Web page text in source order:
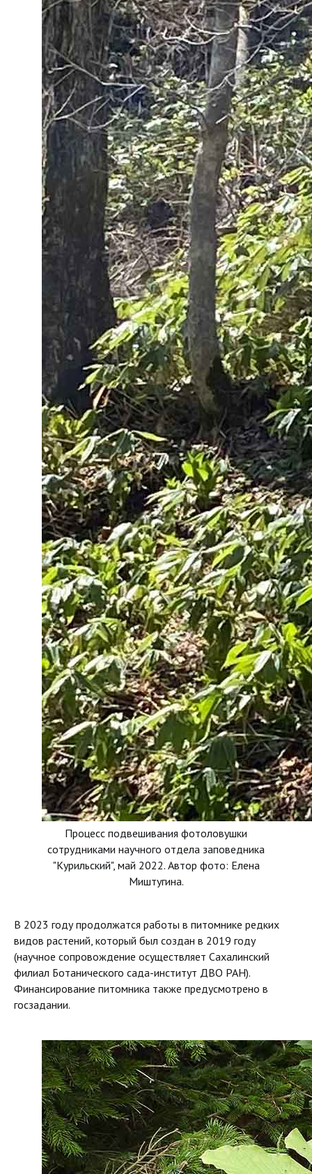
Процесс подвешивания фотоловушки
сотрудниками научного отдела заповедника
"Курильский", май 2022. Автор фото: Елена
Миштугина.
В 2023 году продолжатся работы в питомнике редких
видов растений, который был создан в 2019 году
(научное сопровождение осуществляет Сахалинский
филиал Ботанического сада-институт ДВО РАН).
Финансирование питомника также предусмотрено в
госзадании.